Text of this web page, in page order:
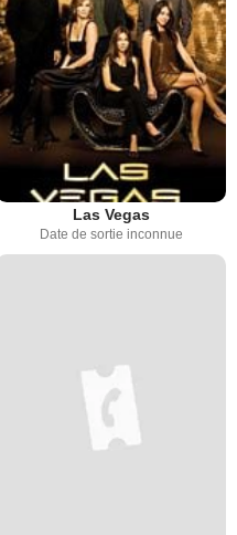
Las Vegas
Date de sortie inconnue